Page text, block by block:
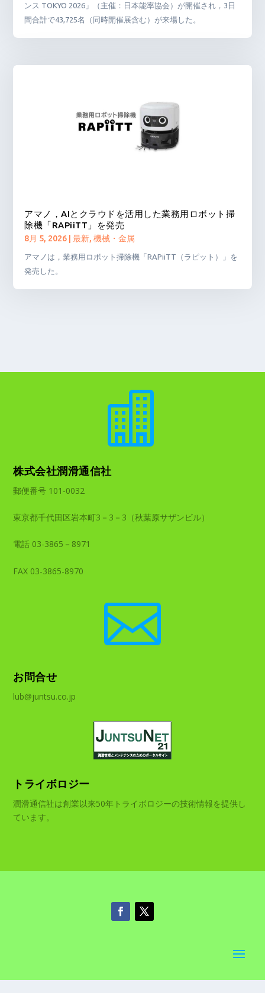
ンス TOKYO 2026」（主催：日本能率協会）が開催され，3日
間合計で43,725名（同時開催展含む）が来場した。
アマノ，AIとクラウドを活用した業務用ロボット掃
除機「RAPiiTT」を発売
8月 5, 2026 |最新,機械・金属
アマノは，業務用ロボット掃除機「RAPiiTT（ラピット）」を
発売した。

株式会社潤滑通信社
郵便番号 101-0032
東京都千代田区岩本町3－3－3（秋葉原サザンビル）
電話 03-3865－8971
FAX 03-3865-8970

お問合せ
lub@juntsu.co.jp
トライボロジー
潤滑通信社は創業以来50年トライボロジーの技術情報を提供し
ています。